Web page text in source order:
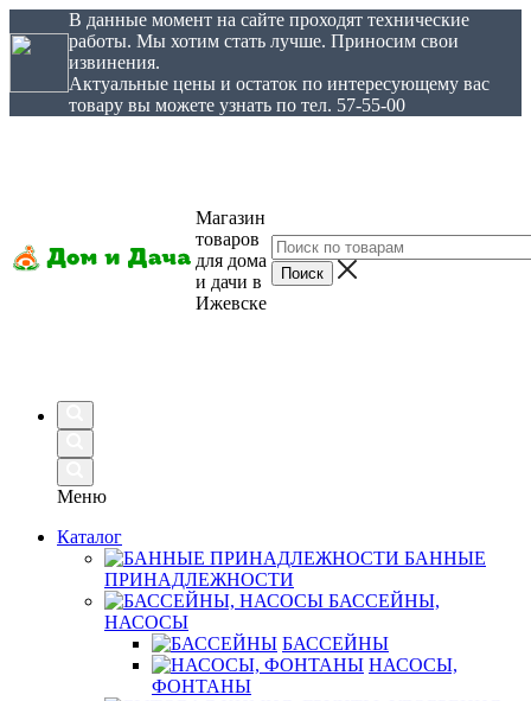
В данные момент на сайте проходят технические
работы. Мы хотим стать лучше. Приносим свои
извинения.
Актуальные цены и остаток по интересующему вас
товару вы можете узнать по тел. 57-55-00
Магазин
товаров
для дома
и дачи в
Ижевске
Меню
Каталог
БАННЫЕ
ПРИНАДЛЕЖНОСТИ
БАССЕЙНЫ,
НАСОСЫ
БАССЕЙНЫ
НАСОСЫ,
ФОНТАНЫ